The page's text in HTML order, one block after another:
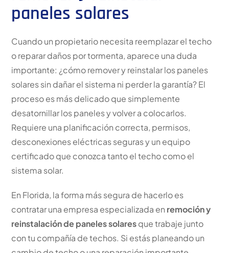
paneles solares
Cuando un propietario necesita reemplazar el techo
o reparar daños por tormenta, aparece una duda
importante: ¿cómo remover y reinstalar los paneles
solares sin dañar el sistema ni perder la garantía? El
proceso es más delicado que simplemente
desatornillar los paneles y volver a colocarlos.
Requiere una planificación correcta, permisos,
desconexiones eléctricas seguras y un equipo
certificado que conozca tanto el techo como el
sistema solar.
En Florida, la forma más segura de hacerlo es
contratar una empresa especializada en remoción y
reinstalación de paneles solaresque trabaje junto
con tu compañía de techos. Si estás planeando un